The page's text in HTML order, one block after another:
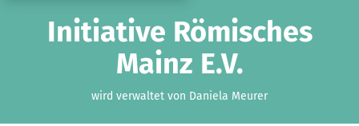
Initiative Römisches
Mainz E.V.
wird verwaltet von Daniela Meurer